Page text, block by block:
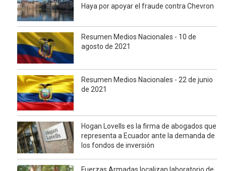
Haya por apoyar el fraude contra Chevron
Resumen Medios Nacionales - 10 de
agosto de 2021
Resumen Medios Nacionales - 22 de junio
de 2021
Hogan Lovells es la firma de abogados que
representa a Ecuador ante la demanda de
los fondos de inversión
Fuerzas Armadas localizan laboratorio de